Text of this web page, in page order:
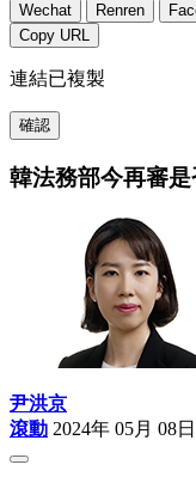
Wechat
Renren
Copy URL
連結已複製
確認
韓法務部今再審
尹洪京
滾動 2024年 05月 08